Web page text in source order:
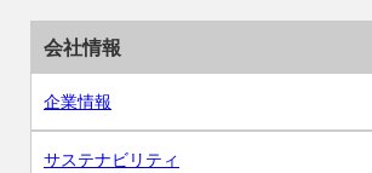
会社情報
企業情報
サステナビリティ